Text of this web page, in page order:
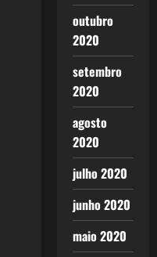
outubro
2020
setembro
2020
agosto
2020
julho 2020
junho 2020
maio 2020